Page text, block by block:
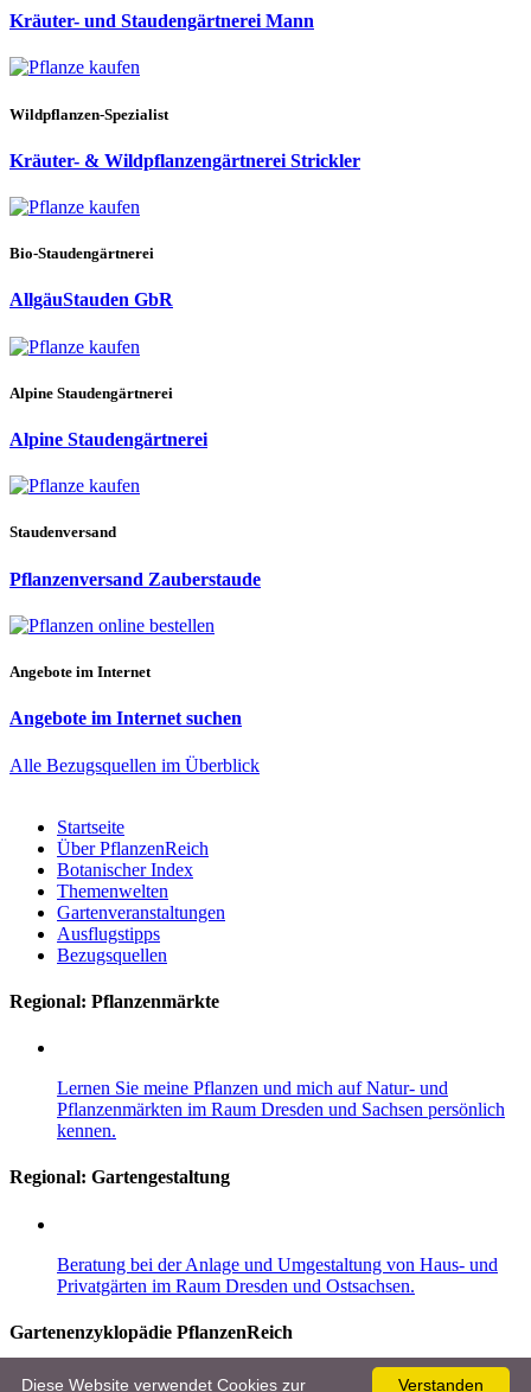
Kräuter- und Staudengärtnerei Mann
Wildpflanzen-Spezialist
Kräuter- & Wildpflanzengärtnerei Strickler
Bio-Staudengärtnerei
AllgäuStauden GbR
Alpine Staudengärtnerei
Alpine Staudengärtnerei
Staudenversand
Pflanzenversand Zauberstaude
Angebote im Internet
Angebote im Internet suchen
Alle Bezugsquellen im Überblick
Startseite
Über PflanzenReich
Botanischer Index
Themenwelten
Gartenveranstaltungen
Ausflugstipps
Bezugsquellen
Regional: Pflanzenmärkte
Lernen Sie meine Pflanzen und mich auf Natur- und
Pflanzenmärkten im Raum Dresden und Sachsen persönlich
kennen.
Regional: Gartengestaltung
Beratung bei der Anlage und Umgestaltung von Haus- und
Privatgärten im Raum Dresden und Ostsachsen.
Gartenenzyklopädie PflanzenReich
Entdecken Sie im Gartenlexikon mehr als 8.000 Pflanzen, 10.000
Verstanden
Diese Website verwendet Cookies zur